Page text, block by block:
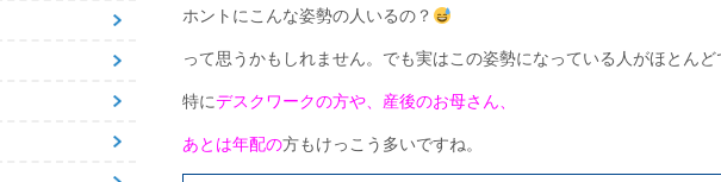
ホントにこんな姿勢の人いるの？
って思うかもしれません。でも実はこの姿勢になっている人がほとんど
特にデスクワークの方や、産後のお母さん、
あとは年配の方もけっこう多いですね。